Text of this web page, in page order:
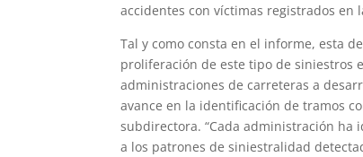
accidentes con víctimas registrados en
Tal y como consta en el informe, esta
proliferación de este tipo de siniestros
administraciones de carreteras a
avance en la identificación de tramos
subdirectora. “Cada administración
a los patrones de siniestralidad